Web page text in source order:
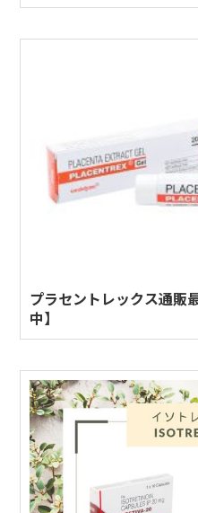
プラセントレックス通販
中】